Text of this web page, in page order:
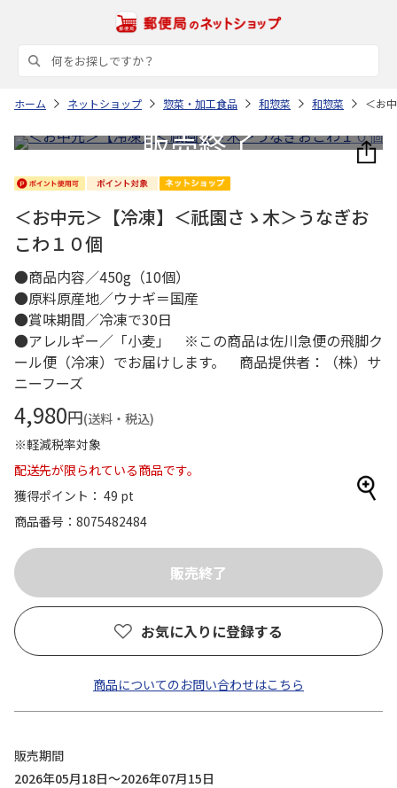
ホーム ネットショップ 惣菜・加工食品 和惣菜 和惣菜 ＜お
＜お中元＞【冷凍】＜祇園さゝ木＞うなぎお
こわ１０個
●商品内容／450g（10個）
●原料原産地／ウナギ＝国産
●賞味期間／冷凍で30日
●アレルギー／「小麦」 ※この商品は佐川急便の飛脚ク
ール便（冷凍）でお届けします。 商品提供者：（株）サ
ニーフーズ
4,980円(送料・税込)
※軽減税率対象
配送先が限られている商品です。
獲得ポイント： 49 pt
商品番号
8075482484
お気に入りに登録する
商品についてのお問い合わせはこちら
販売期間
2026年05月18日～2026年07月15日